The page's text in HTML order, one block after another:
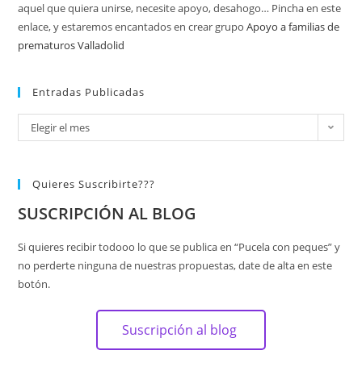
aquel que quiera unirse, necesite apoyo, desahogo… Pincha en este
enlace, y estaremos encantados en crear grupoApoyo a familias de
prematuros Valladolid
Entradas Publicadas
Elegir el mes
Quieres Suscribirte???
SUSCRIPCIÓN AL BLOG
Si quieres recibir todooo lo que se publica en “Pucela con peques” y
no perderte ninguna de nuestras propuestas, date de alta en este
botón.
Suscripción al blog